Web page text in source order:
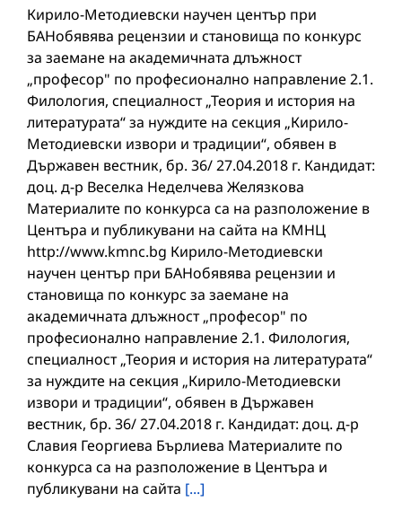
Кирило-Методиевски научен център при
БАНобявява рецензии и становища по конкурс
за заемане на академичната длъжност
„професор" по професионално направление 2.1.
Филология, специалност „Теория и история на
литературата“ за нуждите на секция „Кирило-
Методиевски извори и традиции“, обявен в
Държавен вестник, бр. 36/ 27.04.2018 г. Кандидат:
доц. д-р Веселка Неделчева Желязкова
Материалите по конкурса са на разположение в
Центъра и публикувани на сайта на КМНЦ
http://www.kmnc.bg Кирило-Методиевски
научен център при БАНобявява рецензии и
становища по конкурс за заемане на
академичната длъжност „професор" по
професионално направление 2.1. Филология,
специалност „Теория и история на литературата“
за нуждите на секция „Кирило-Методиевски
извори и традиции“, обявен в Държавен
вестник, бр. 36/ 27.04.2018 г. Кандидат: доц. д-р
Славия Георгиева Бърлиева Материалите по
конкурса са на разположение в Центъра и
публикувани на сайта [...]